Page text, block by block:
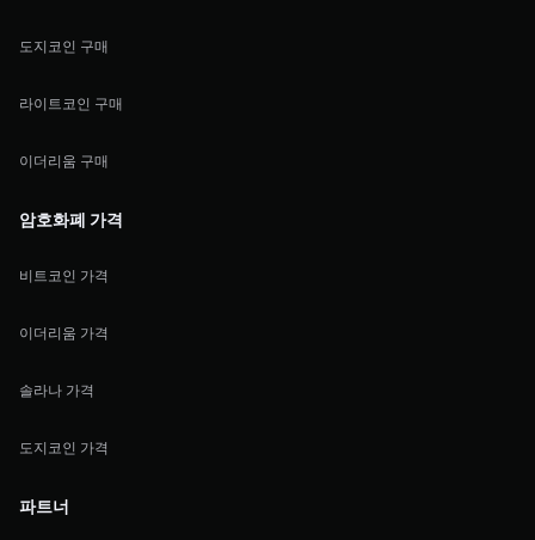
도지코인 구매
라이트코인 구매
이더리움 구매
암호화폐 가격
비트코인 가격
이더리움 가격
솔라나 가격
도지코인 가격
파트너